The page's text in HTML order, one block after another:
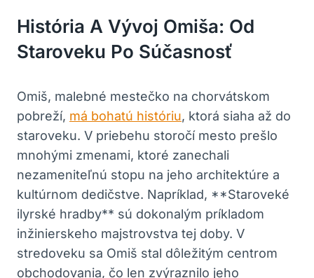
História A Vývoj Omiša: Od
Staroveku Po Súčasnosť
Omiš, malebné mestečko na chorvátskom
pobreží, má bohatú históriu, ktorá siaha až do
staroveku. V priebehu storočí mesto prešlo
mnohými zmenami, ktoré zanechali
nezameniteľnú stopu na jeho architektúre a
kultúrnom dedičstve. Napríklad, **Staroveké
ilyrské hradby** sú dokonalým príkladom
inžinierskeho majstrovstva tej doby. V
stredoveku sa Omiš stal dôležitým centrom
obchodovania, čo len zvýraznilo jeho